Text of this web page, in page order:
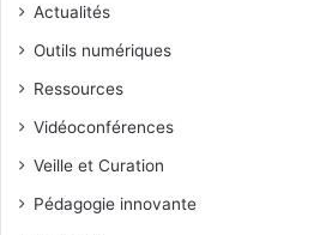
Actualités
Outils numériques
Ressources
Vidéoconférences
Veille et Curation
Pédagogie innovante